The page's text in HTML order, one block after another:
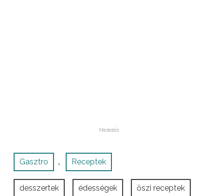
Gasztro , Receptek
desszertek édességek őszi receptek